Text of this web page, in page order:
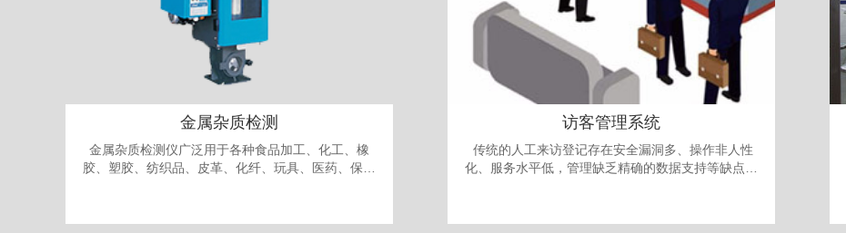
金属杂质检测
金属杂质检测仪广泛用于各种食品加工、化工、橡
胶、塑胶、纺织品、皮革、化纤、玩具、医药、保健
访客管理系统
传统的人工来访登记存在安全漏洞多、操作非人性
化、服务水平低，管理缺乏精确的数据支持等缺点。
要求，进入单位进行作案。发案后追查却有可能发现